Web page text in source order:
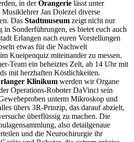
in derOrangerie lässt unter
Musiklehrer Jan Dolezel diverse
Das Stadtmuseum zeigt nicht nur
Sonderführungen, es bietet euch auch
Erlangen nach euren Vorstellungen
etwas für die Nachwelt
Kneipenquiz miteinander zu messen.
Team ein beheiztes Zelt, ab 14 Uhr mit
mit herzhaften Köstlichkeiten.
Klinikum werden wir Organe
Operations-Roboter DaVinci sein
unterm Mikroskop und
übers 3R-Prinzip, das darauf abzielt,
überflüssig zu machen. Die
also detailgenaue
und die Neurochirurgie ihr